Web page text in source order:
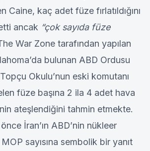
Caine, kaç adet füze fırlatıldığını
ancak “çok sayıda füze
War Zone tarafından yapılan
bulunan ABD Ordusu
Okulu’nun eski komutanı
füze başına 2 ila 4 adet hava
ateşlendiğini tahmin etmekte.
İran’ın ABD’nin nükleer
sayısına sembolik bir yanıt